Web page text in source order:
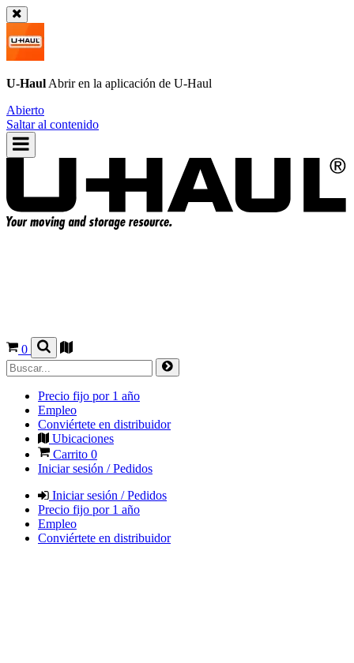
U-Haul Abrir en la aplicación de U-Haul
Abierto
Saltar al contenido
0
Precio fijo por 1 año
Empleo
Conviértete en distribuidor
Ubicaciones
Carrito 0
Iniciar sesión / Pedidos
Iniciar sesión / Pedidos
Precio fijo por 1 año
Empleo
Conviértete en distribuidor